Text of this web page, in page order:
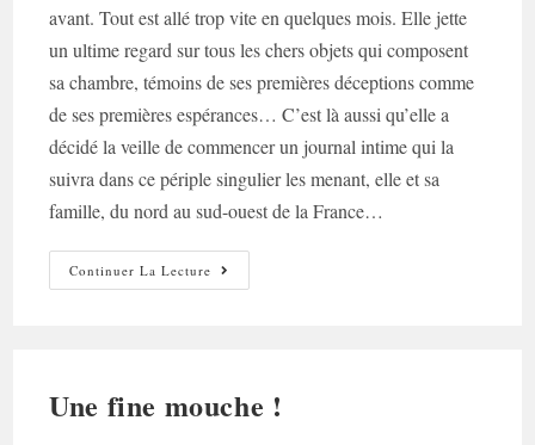
avant. Tout est allé trop vite en quelques mois. Elle jette
un ultime regard sur tous les chers objets qui composent
sa chambre, témoins de ses premières déceptions comme
de ses premières espérances… C’est là aussi qu’elle a
décidé la veille de commencer un journal intime qui la
suivra dans ce périple singulier les menant, elle et sa
famille, du nord au sud-ouest de la France…
Continuer La Lecture 18
Ans…
Une fine mouche !